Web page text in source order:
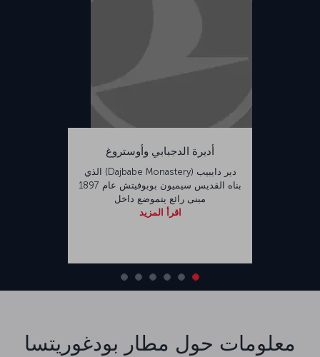
أديرة الدجبابي وأوستروغ
دير دايبيب (Dajbabe Monastery) الذي
بناه القديس سيميون بوبوفيتش عام 1897
مبنى رائع يتموضع داخل
اقرأ المزيد
معلومات حول مطار بودغوريتسا